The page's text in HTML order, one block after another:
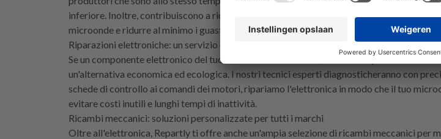
inferiore. Inoltre, contribuiscono a ridurre i rifiuti elettronici, a tutto vantaggio
microonde e ridurre al minimo i guasti.
Riparazioni elettroniche: un servizio esperto per il tuo microonde
Se un componente elettronico del tuo microonde è difettoso, non devi acquistare
un'alternativa economica ed ecologica. I nostri tecnici esperti diagnosticheranno con
schede di controllo ai comandi dei motori, ripariamo l'elettronica in modo che il tuo
evitare costi inutili e lunghi tempi di inattività.
Ricambi meccanici: soluzioni personalizzate per tutti i marchi
Oltre all'elettronica, Repartly ti offre anche un'ampia selezione di ricambi meccanici